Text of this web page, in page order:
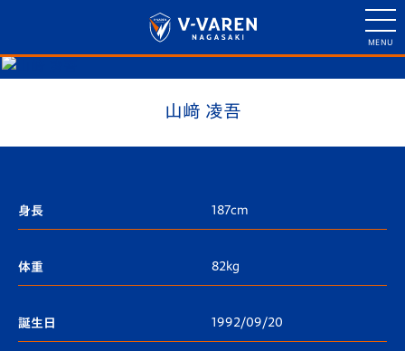
山﨑 凌吾
身長 187cm
体重 82kg
誕生日 1992/09/20